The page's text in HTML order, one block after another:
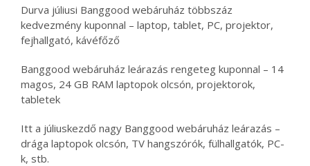
Durva júliusi Banggood webáruház többszáz
kedvezmény kuponnal – laptop, tablet, PC, projektor,
fejhallgató, kávéfőző
Banggood webáruház leárazás rengeteg kuponnal – 14
magos, 24 GB RAM laptopok olcsón, projektorok,
tabletek
Itt a júliuskezdő nagy Banggood webáruház leárazás –
drága laptopok olcsón, TV hangszórók, fülhallgatók, PC-
k, stb.